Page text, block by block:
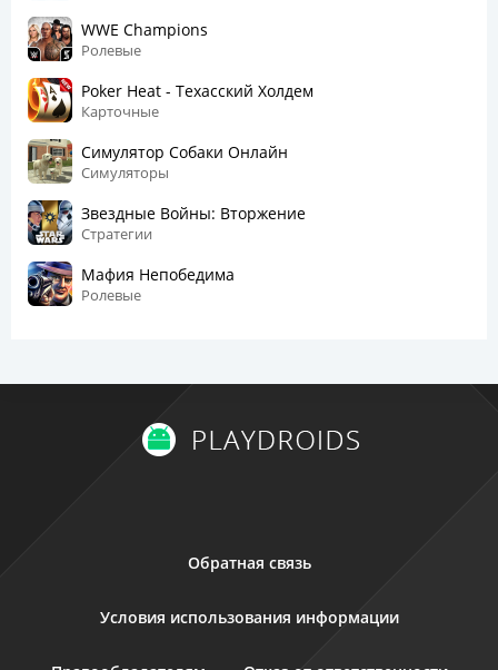
WWE Champions
Ролевые
Poker Heat - Техасский Холдем
Карточные
Симулятор Собаки Онлайн
Симуляторы
Звездные Войны: Вторжение
Стратегии
Мафия Непобедима
Ролевые
Обратная связь
Условия использования информации